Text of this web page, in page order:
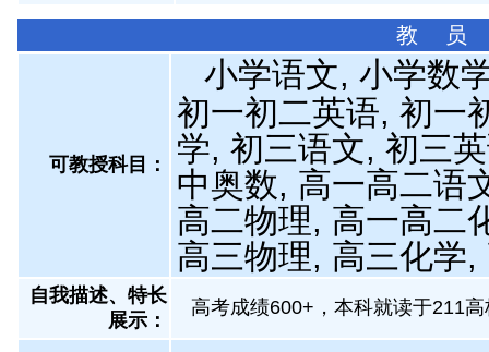
教 员
可教授科目：
小学语文, 小学数
初一初二英语, 初一
学, 初三语文, 初三
中奥数, 高一高二语
高二物理, 高一高二
高三物理, 高三化学
自我描述、特长
展示 ：
高考成绩600+，本科就读于211